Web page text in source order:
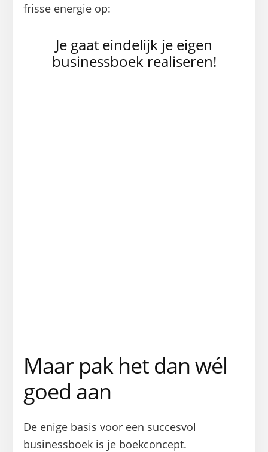
frisse energie op:
Je gaat eindelijk je eigen
businessboek realiseren!
Maar pak het dan wél
goed aan
De enige basis voor een succesvol
businessboek is je boekconcept.